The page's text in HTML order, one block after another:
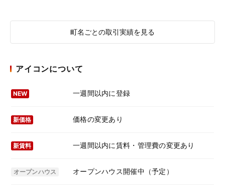
町名ごとの取引実績を見る
アイコンについて
NEW 一週間以内に登録
新価格 価格の変更あり
新賃料 一週間以内に賃料・管理費の変更あり
オープンハウス オープンハウス開催中（予定）